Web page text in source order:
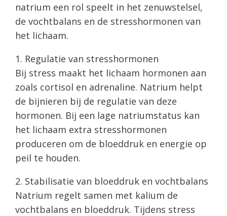
natrium een rol speelt in het zenuwstelsel,
de vochtbalans en de stresshormonen van
het lichaam.
1. Regulatie van stresshormonen
Bij stress maakt het lichaam hormonen aan
zoals cortisol en adrenaline. Natrium helpt
de bijnieren bij de regulatie van deze
hormonen. Bij een lage natriumstatus kan
het lichaam extra stresshormonen
produceren om de bloeddruk en energie op
peil te houden.
2. Stabilisatie van bloeddruk en vochtbalans
Natrium regelt samen met kalium de
vochtbalans en bloeddruk. Tijdens stress